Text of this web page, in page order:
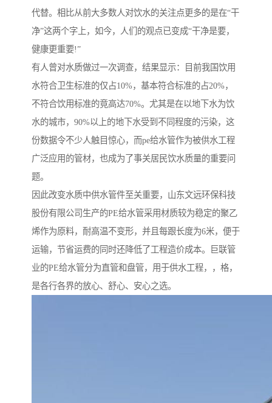
代替。相比从前大多数人对饮水的关注点更多的是在“干
净”这两个字上，如今，人们的观点已变成“干净是要，
健康更重要!”
有人曾对水质做过一次调查，结果显示：目前我国饮用
水符合卫生标准的仅占10%，基本符合标准的占20%，
不符合饮用标准的竟高达70%。尤其是在以地下水为饮
水的城市，90%以上的地下水受到不同程度的污染，这
份数据令不少人触目惊心，而pe给水管作为被供水工程
广泛应用的管材，也成为了事关居民饮水质量的重要问
题。
因此改变水质中供水管件至关重要，山东文远环保科技
股份有限公司生产的PE给水管采用材质较为稳定的聚乙
烯作为原料，耐高温不变形，并且每跟长度为6米，便于
运输，节省运费的同时还降低了工程造价成本。巨联管
业的PE给水管分为直管和盘管，用于供水工程，，格，
是各行各界的放心、舒心、安心之选。